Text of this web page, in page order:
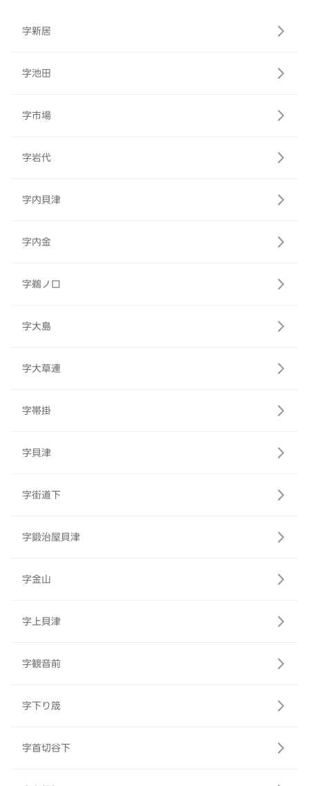
字新居
字池田
字市場
字岩代
字内貝津
字内金
字鵜ノ口
字大島
字大草連
字帯掛
字貝津
字街道下
字鍛治屋貝津
字金山
字上貝津
字観音前
字下り筬
字首切谷下